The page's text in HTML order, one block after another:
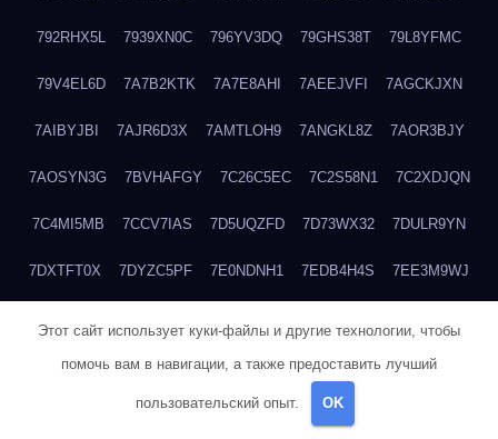
792RHX5L 7939XN0C 796YV3DQ 79GHS38T 79L8YFMC
79V4EL6D 7A7B2KTK 7A7E8AHI 7AEEJVFI 7AGCKJXN
7AIBYJBI 7AJR6D3X 7AMTLOH9 7ANGKL8Z 7AOR3BJY
7AOSYN3G 7BVHAFGY 7C26C5EC 7C2S58N1 7C2XDJQN
7C4MI5MB 7CCV7IAS 7D5UQZFD 7D73WX32 7DULR9YN
7DXTFT0X 7DYZC5PF 7E0NDNH1 7EDB4H4S 7EE3M9WJ
7FKTW3MA 7FRYD8I9 7FX48QP3 7GDV0B8J 7GER99GF
7H8LPLGJ 7I854907 7IAYUF4X
Этот сайт использует куки-файлы и другие технологии, чтобы
помочь вам в навигации, а также предоставить лучший
пользовательский опыт. OK